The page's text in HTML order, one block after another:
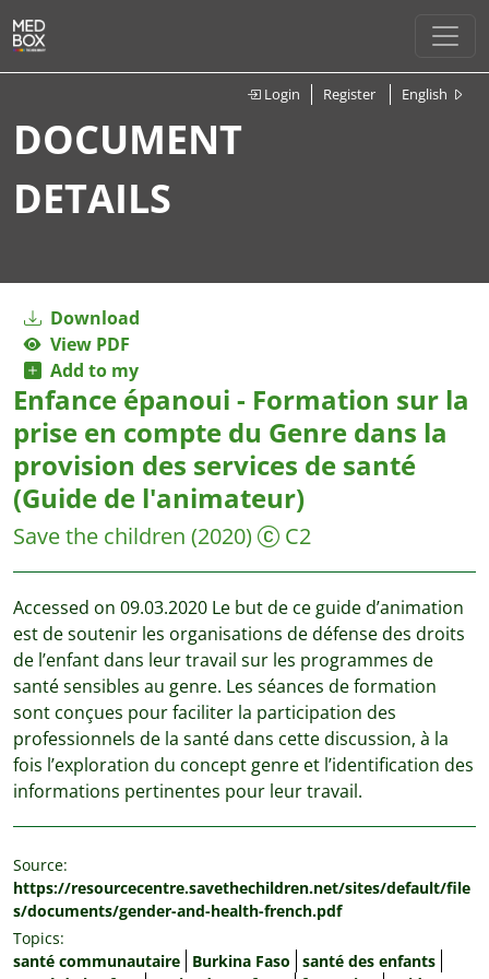
Login Register English
DOCUMENT
DETAILS
Download
View PDF
Add to my
Enfance épanoui - Formation sur la
prise en compte du Genre dans la
provision des services de santé
(Guide de l'animateur)
Save the children (2020) C2
Accessed on 09.03.2020 Le but de ce guide d’animation
est de soutenir les organisations de défense des droits
de l’enfant dans leur travail sur les programmes de
santé sensibles au genre. Les séances de formation
sont conçues pour faciliter la participation des
professionnels de la santé dans cette discussion, à la
fois l’exploration du concept genre et l’identification des
informations pertinentes pour leur travail.
Source:
https://resourcecentre.savethechildren.net/sites/default/file
s/documents/gender-and-health-french.pdf
Topics:
santé communautaire
Burkina Faso
santé des enfants